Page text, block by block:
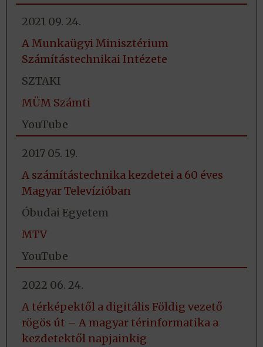
2021 09. 24.
A Munkaügyi Minisztérium
Számítástechnikai Intézete
SZTAKI
MÜM Számti
YouTube
2017 05. 19.
A számítástechnika kezdetei a 60 éves
Magyar Televízióban
Óbudai Egyetem
MTV
YouTube
2022 06. 24.
A térképektől a digitális Földig vezető
rögös út – A magyar térinformatika a
kezdetektől napjainkig